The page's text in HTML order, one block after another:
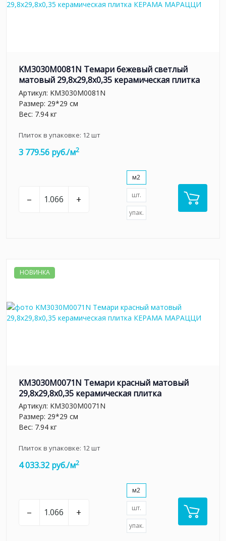
KM3030M0081N Темари бежевый светлый
матовый 29,8x29,8x0,35 керамическая плитка
Артикул: KM3030M0081N
Размер: 29*29 см
Вес: 7.94 кг
Плиток в упаковке: 12шт
3 779.56 руб./м2
– +
м2
шт.
упак.
НОВИНКА
KM3030M0071N Темари красный матовый
29,8x29,8x0,35 керамическая плитка
Артикул: KM3030M0071N
Размер: 29*29 см
Вес: 7.94 кг
Плиток в упаковке: 12шт
4 033.32 руб./м2
– +
м2
шт.
упак.